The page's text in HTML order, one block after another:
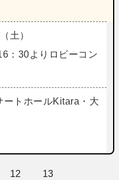
土）
：30よりロビーコン
ートホールKitara・大
12
13